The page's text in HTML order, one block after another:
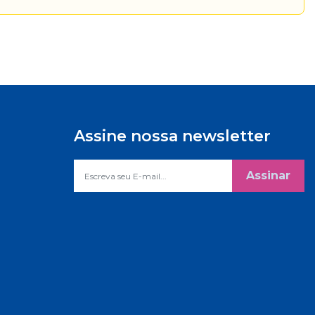
Assine nossa newsletter
Assinar